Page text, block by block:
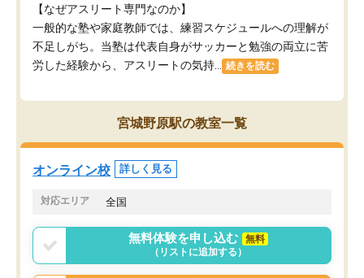
【なぜアスリート専門なのか】
一般的な塾や家庭教師では、練習スケジュールへの理解が
不足しがち。当塾は代表自身がサッカーと勉強の両立に苦
労した経験から、アスリートの気持...
続きを読む
宮城野原駅の教室一覧
オンライン校 詳しく見る
対応エリア 全国
無料体験を申し込む
無料
（リストに追加する）